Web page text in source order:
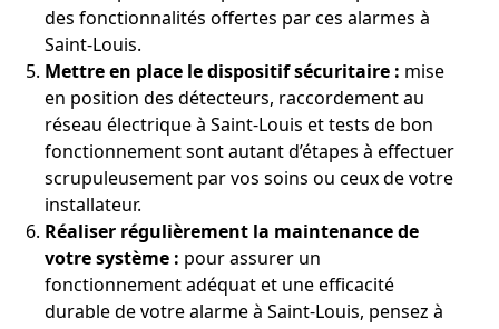
des fonctionnalités offertes par ces alarmes à
Saint-Louis.
Mettre en place le dispositif sécuritaire : mise
en position des détecteurs, raccordement au
réseau électrique à Saint-Louis et tests de bon
fonctionnement sont autant d’étapes à effectuer
scrupuleusement par vos soins ou ceux de votre
installateur.
Réaliser régulièrement la maintenance de
votre système : pour assurer un
fonctionnement adéquat et une efficacité
durable de votre alarme à Saint-Louis, pensez à